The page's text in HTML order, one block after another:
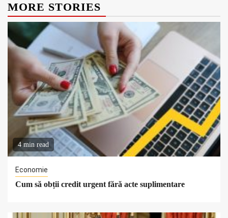
MORE STORIES
4 min read
Economie
Cum să obții credit urgent fără acte suplimentare